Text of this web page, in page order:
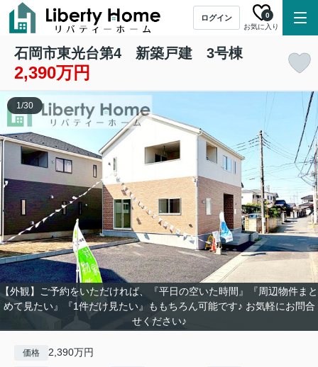
ログイン
お気に入り
0
石岡市東光台第4 新築戸建 3号棟
2,390万円
【外観】ご予約をいただければ、『平日の空いた時間』『周辺物件まと
めて見たい』『1件だけ見たい』ももちろん可能です♪ お気軽にお問合
せください♪
1/30
価格 2,390万円